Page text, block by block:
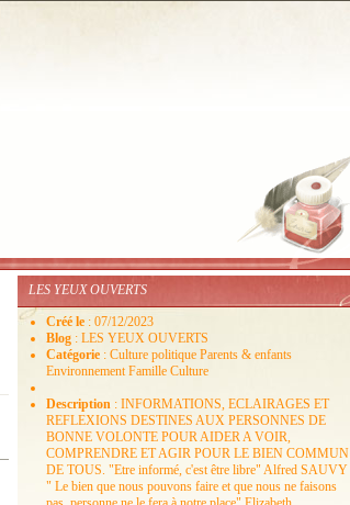
LES YEUX OUVERTS
Créé le : 07/12/2023
Blog : LES YEUX OUVERTS
Catégorie : Culture politique Parents & enfants
Environnement Famille Culture
Description : INFORMATIONS, ECLAIRAGES ET
REFLEXIONS DESTINES AUX PERSONNES DE
BONNE VOLONTE POUR AIDER A VOIR,
COMPRENDRE ET AGIR POUR LE BIEN COMMUN
DE TOUS. "Etre informé, c'est être libre" Alfred SAUVY
" Le bien que nous pouvons faire et que nous ne faisons